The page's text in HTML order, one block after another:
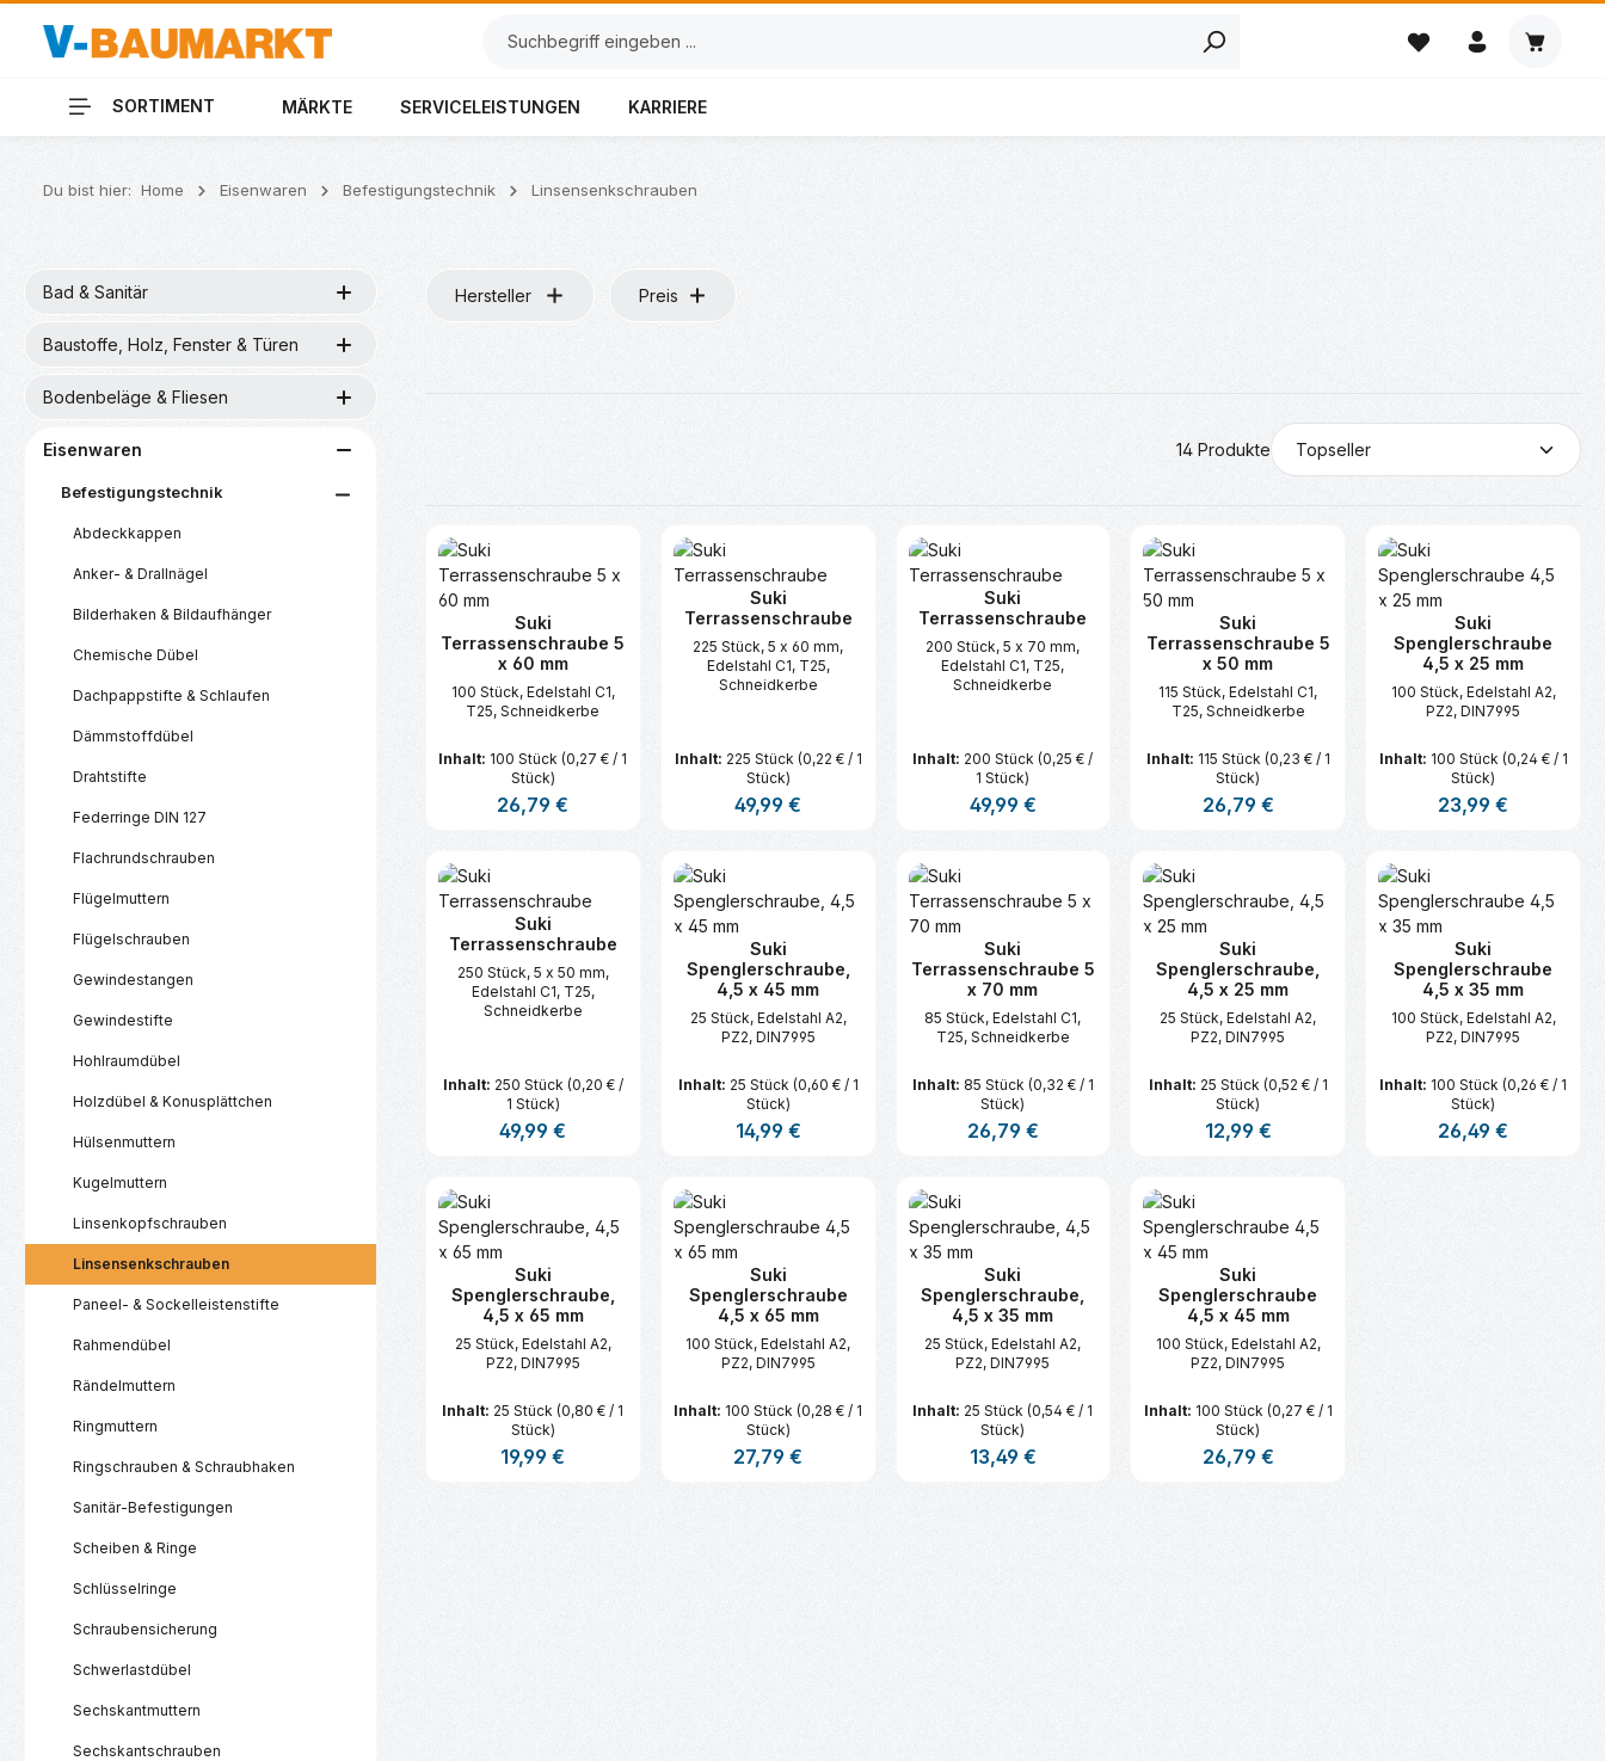
Hauptinhalt springen
Zur Suche springen
Zur Hauptnavigation springen
SORTIMENT MÄRKTE SERVICELEISTUNGEN KARRIERE
Du bist hier: Home Eisenwaren Befestigungstechnik Linsensenkschrauben
Bad & Sanitär
Baustoffe, Holz, Fenster & Türen
Bodenbeläge & Fliesen
Eisenwaren
Befestigungstechnik
Abdeckkappen
Anker- & Drallnägel
Bilderhaken & Bildaufhänger
Chemische Dübel
Dachpappstifte & Schlaufen
Dämmstoffdübel
Drahtstifte
Federringe DIN 127
Flachrundschrauben
Flügelmuttern
Flügelschrauben
Gewindestangen
Gewindestifte
Hohlraumdübel
Holzdübel & Konusplättchen
Hülsenmuttern
Kugelmuttern
Linsenkopfschrauben
Linsensenkschrauben
Paneel- & Sockelleistenstifte
Rahmendübel
Rändelmuttern
Ringmuttern
Ringschrauben & Schraubhaken
Sanitär-Befestigungen
Scheiben & Ringe
Schlüsselringe
Schraubensicherung
Schwerlastdübel
Sechskantmuttern
Sechskantschrauben
Hersteller Preis
14 Produkte
Suki
Terrassenschraube 5
x 60 mm
100 Stück, Edelstahl C1,
T25, Schneidkerbe
Inhalt: 100 Stück(0,27 € / 1
Stück)
Regulärer Preis:
26,79 €
Produkt Anzahl: Gib den gewünschten Wert ein oder benutze die Schaltflächen um
Suki
Terrassenschraube
225 Stück, 5 x 60 mm,
Edelstahl C1, T25,
Schneidkerbe
Inhalt: 225 Stück (0,22 € / 1
Stück)
Regulärer Preis:
49,99 €
Produkt Anzahl: Gib den gewünschten Wert ein oder benutze die
Suki
Terrassenschraube
200 Stück, 5 x 70 mm,
Edelstahl C1, T25,
Schneidkerbe
Inhalt: 200 Stück(0,25 € /
1 Stück)
Regulärer Preis:
49,99 €
Produkt Anzahl: Gib den gewünschten Wert ein
Suki
Terrassenschraube 5
x 50 mm
115 Stück, Edelstahl C1,
T25, Schneidkerbe
Inhalt: 115 Stück (0,23 € / 1
Stück)
Regulärer Preis:
26,79 €
Produkt Anzahl: Gib den
Suki
Spenglerschraube
4,5 x 25 mm
100 Stück, Edelstahl A2,
PZ2, DIN7995
Inhalt: 100 Stück (0,24 € / 1
Stück)
Regulärer Preis:
23,99 €
Produkt
Suki
Terrassenschraube
250 Stück, 5 x 50 mm,
Edelstahl C1, T25,
Schneidkerbe
Inhalt: 250 Stück (0,20 € /
1 Stück)
Regulärer Preis:
49,99 €
Produkt Anzahl: Gib den gewünschten Wert ein oder benutze die Schaltflächen um
Suki
Spenglerschraube,
4,5 x 45 mm
25 Stück, Edelstahl A2,
PZ2, DIN7995
Inhalt: 25 Stück (0,60 € / 1
Stück)
Regulärer Preis:
14,99 €
Produkt Anzahl: Gib den gewünschten Wert ein oder benutze die
Suki
Terrassenschraube 5
x 70 mm
85 Stück, Edelstahl C1,
T25, Schneidkerbe
Inhalt: 85 Stück (0,32 € / 1
Stück)
Regulärer Preis:
26,79 €
Produkt Anzahl: Gib den gewünschten Wert ein
Suki
Spenglerschraube,
4,5 x 25 mm
25 Stück, Edelstahl A2,
PZ2, DIN7995
Inhalt: 25 Stück (0,52 € / 1
Stück)
Regulärer Preis:
12,99 €
Produkt Anzahl: Gib den
Suki
Spenglerschraube
4,5 x 35 mm
100 Stück, Edelstahl A2,
PZ2, DIN7995
Inhalt: 100 Stück(0,26 € / 1
Stück)
Regulärer Preis:
26,49 €
Suki
Spenglerschraube,
4,5 x 65 mm
25 Stück, Edelstahl A2,
PZ2, DIN7995
Inhalt: 25 Stück(0,80 € / 1
Stück)
Regulärer Preis:
19,99 €
Suki
Spenglerschraube
4,5 x 65 mm
100 Stück, Edelstahl A2,
PZ2, DIN7995
Inhalt: 100 Stück(0,28 € / 1
Stück)
Regulärer Preis:
27,79 €
Suki
Spenglerschraube,
4,5 x 35 mm
25 Stück, Edelstahl A2,
PZ2, DIN7995
Inhalt: 25 Stück(0,54 € / 1
Stück)
Regulärer Preis:
13,49 €
Suki
Spenglerschraube
4,5 x 45 mm
100 Stück, Edelstahl A2,
PZ2, DIN7995
Inhalt: 100 Stück (0,27 € / 1
Stück)
Regulärer Preis:
26,79 €